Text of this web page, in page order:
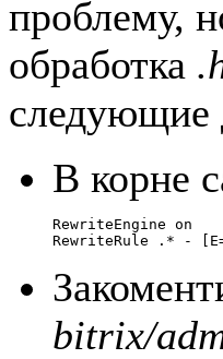
проблему,
обработка
следующие
В корне
RewriteEngine on
RewriteRule .* -
bitrix/